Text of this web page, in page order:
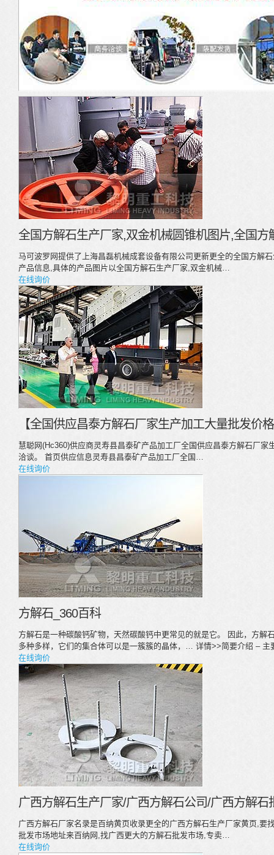
全国方解石生产厂家,双金机械圆锥机图片,全国
马可波罗网提供了上海昌磊机械成套设备有限公司更新更全的全国方解
产品信息,具体的产品图片以全国方解石生产厂家,双金机械…
在线询价
【全国供应昌泰方解石厂家生产加工大量批发价
慧聪网(Hc360)供应商灵寿县昌泰矿产品加工厂全国供应昌泰方解石厂
洽谈。 首页供应信息灵寿县昌泰矿产品加工厂全国…
在线询价
方解石_360百科
方解石是一种碳酸钙矿物，天然碳酸钙中更常见的就是它。 因此，方解
多种多样，它们的集合体可以是一簇簇的晶体，… 详情>>简要介绍 – 主
在线询价
广西方解石生产厂家/广西方解石公司/广西方解
广西方解石厂家名录是百纳黄页收录更全的广西方解石生产厂家黄页,要
批发市场地址来百纳网,找广西更大的方解石批发市场,专卖…
在线询价